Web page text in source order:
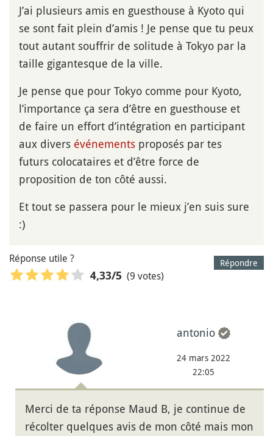
J’ai plusieurs amis en guesthouse à Kyoto qui
se sont fait plein d’amis ! Je pense que tu peux
tout autant souffrir de solitude à Tokyo par la
taille gigantesque de la ville.
Je pense que pour Tokyo comme pour Kyoto,
l’importance ça sera d’être en guesthouse et
de faire un effort d’intégration en participant
aux divers événements proposés par tes
futurs colocataires et d’être force de
proposition de ton côté aussi.
Et tout se passera pour le mieux j’en suis sure
:)
Répondre
Réponse utile ?
4,33/5 (9 votes)
antonio
24 mars 2022
22:05
Merci de ta réponse Maud B, je continue de
récolter quelques avis de mon côté mais mon